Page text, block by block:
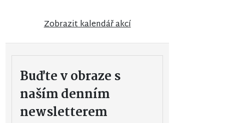
Zobrazit kalendář akcí
Buďte v obraze s
naším denním
newsletterem